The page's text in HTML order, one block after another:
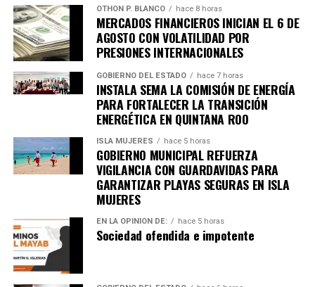
Recibe las noticias al instante
Únete al canal oficial de WhatsApp de
OTHON P. BLANCO hace 8 horas
MERCADOS FINANCIEROS INICIAN EL 6 DE
AGOSTO CON VOLATILIDAD POR
PRESIONES INTERNACIONALES
GOBIERNO DEL ESTADO hace 7 horas
INSTALA SEMA LA COMISIÓN DE ENERGÍA
PARA FORTALECER LA TRANSICIÓN
ENERGÉTICA EN QUINTANA ROO
ISLA MUJERES hace 5 horas
GOBIERNO MUNICIPAL REFUERZA
VIGILANCIA CON GUARDAVIDAS PARA
GARANTIZAR PLAYAS SEGURAS EN ISLA
MUJERES
EN LA OPINIÓN DE: hace 5 horas
Sociedad ofendida e impotente